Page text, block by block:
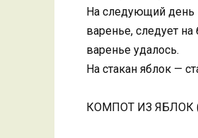
На следующий день
варенье, следует
варенье удалось.
На стакан яблок —
КОМПОТ ИЗ ЯБЛОК